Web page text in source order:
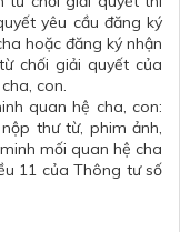
yêu cầu đăng ký
hoặc đăng ký nhận
chối giải quyết của
con.
quan hệ cha, con:
thư từ, phim ảnh,
mối quan hệ cha
11 của Thông tư số